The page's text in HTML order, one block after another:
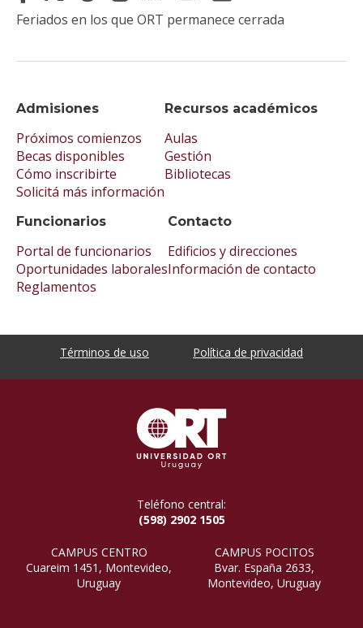
Admisiones
Próximos comienzos
Becas disponibles
Cómo inscribirte
Solicitá más información
Recursos académicos
Aulas
Gestión
Bibliotecas
Funcionarios
Portal de funcionarios
Oportunidades laborales
Reglamentos
Contacto
Edificios y direcciones
Información de contacto
Feriados en los que ORT permanece cerrada
Términos de uso Política de privacidad
Teléfono central:
(598) 2902 1505
CAMPUS CENTRO
Cuareim 1451, Montevideo,
Uruguay
CAMPUS POCITOS
Bvar. España 2633,
Montevideo, Uruguay